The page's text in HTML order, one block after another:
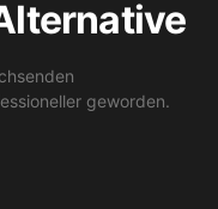
geworden.